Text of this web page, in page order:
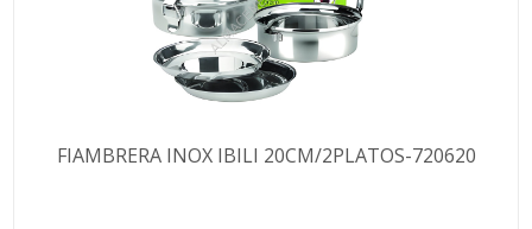
FIAMBRERA INOX IBILI 20CM/2PLATOS-720620